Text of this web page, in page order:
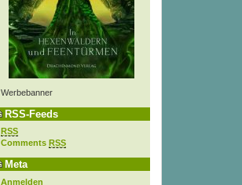
Werbebanner
RSS-Feeds
RSS
Comments RSS
Meta
Anmelden